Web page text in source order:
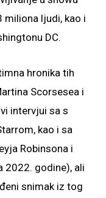
miliona ljudi, kao i
DC.
hronika tih
Scorsesea i
intervjui sa s
kao i sa
Robinsona i
2022. godine), ali
snimak iz tog